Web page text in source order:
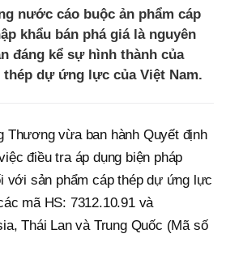
nước cáo buộc ản phẩm cáp
khẩu bán phá giá là nguyên
đáng kể sự hình thành của
thép dự ứng lực của Việt Nam.
Thương vừa ban hành Quyết định
điều tra áp dụng biện pháp
với sản phẩm cáp thép dự ứng lực
mã HS: 7312.10.91 và
Thái Lan và Trung Quốc (Mã số